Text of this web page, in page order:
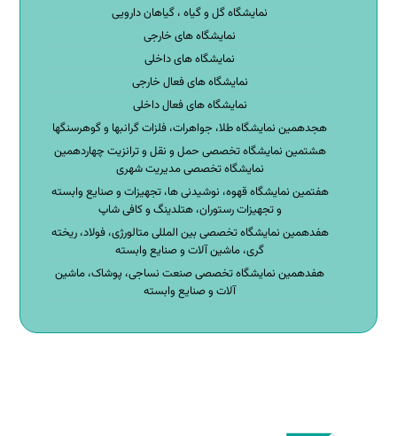
نمایشگاه گل و گیاه ، گیاهان دارویی
نمایشگاه های خارجی
نمایشگاه های داخلی
نمایشگاه های فعال خارجی
نمایشگاه های فعال داخلی
هجدهمین نمایشگاه طلا، جواهرات، فلزات گرانبها و گوهرسنگها
هشتمین نمایشگاه تخصصی حمل و نقل و ترانزیت چهاردهمین
نمایشگاه تخصصی مدیریت شهری
هفتمین نمایشگاه قهوه، نوشیدنی ها، تجهیزات و صنایع وابسته
و تجهیزات رستوران، هتلدینگ و کافی شاپ
هفدهمین نمایشگاه تخصصی بین المللی متالورژی، فولاد، ریخته
گری، ماشین آلات و صنایع وابسته
هفدهمین نمایشگاه تخصصی صنعت نساجی، پوشاک، ماشین
آلات و صنایع وابسته